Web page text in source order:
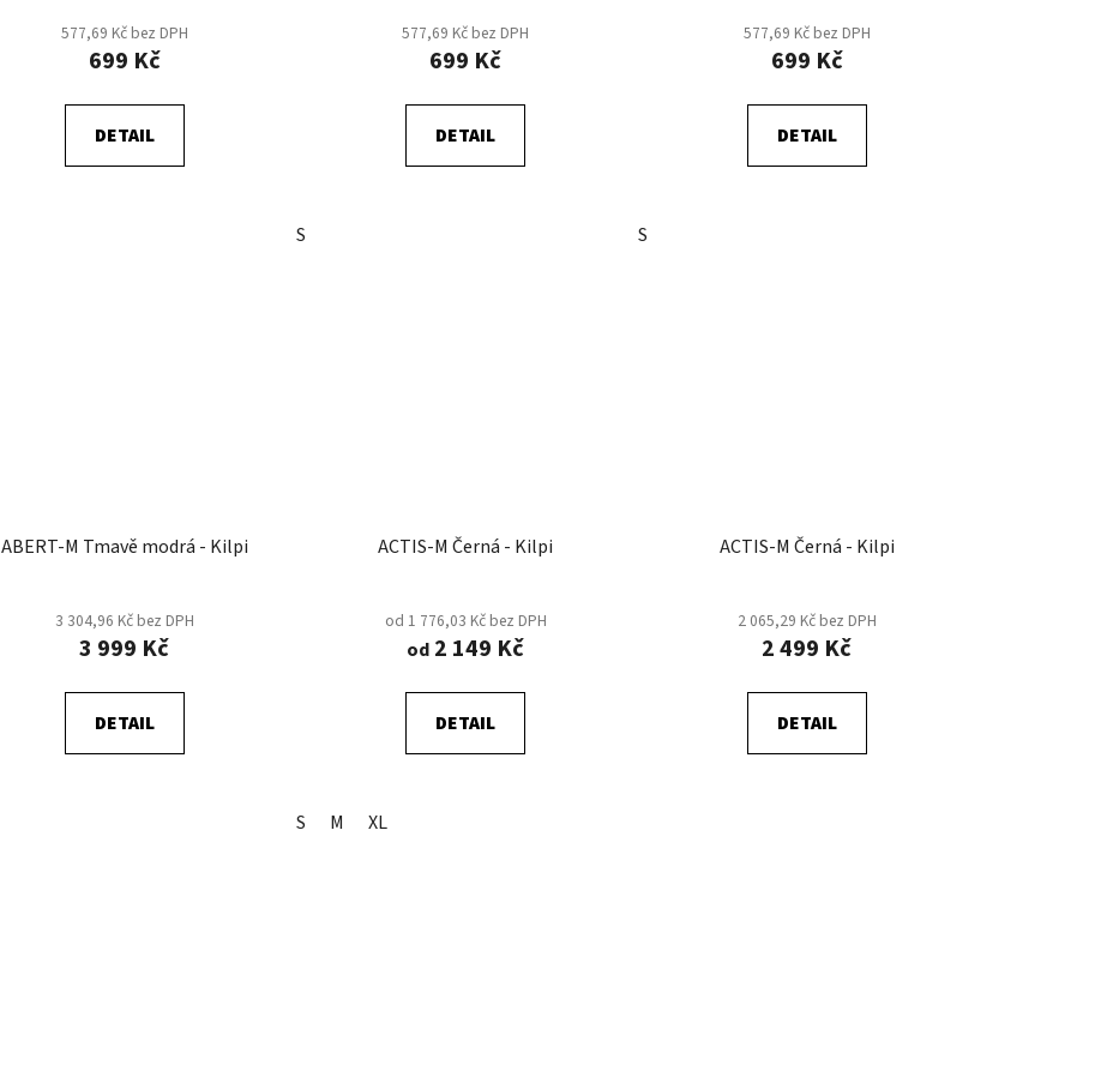
577,69 Kč bez DPH
699 Kč
DETAIL
577,69 Kč bez DPH
699 Kč
DETAIL
S
577,69 Kč bez DPH
699 Kč
DETAIL
S
ABERT-M Tmavě modrá - Kilpi
3 304,96 Kč bez DPH
3 999 Kč
DETAIL
ACTIS-M Černá - Kilpi
od 1 776,03 Kč bez DPH
od 2 149 Kč
DETAIL
S M XL
ACTIS-M Černá - Kilpi
2 065,29 Kč bez DPH
2 499 Kč
DETAIL